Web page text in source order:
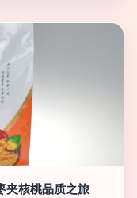
夹核桃品质之旅